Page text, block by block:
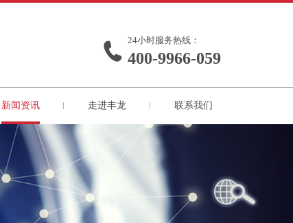
24小时服务热线：
400-9966-059
新闻资讯 走进丰龙 联系我们